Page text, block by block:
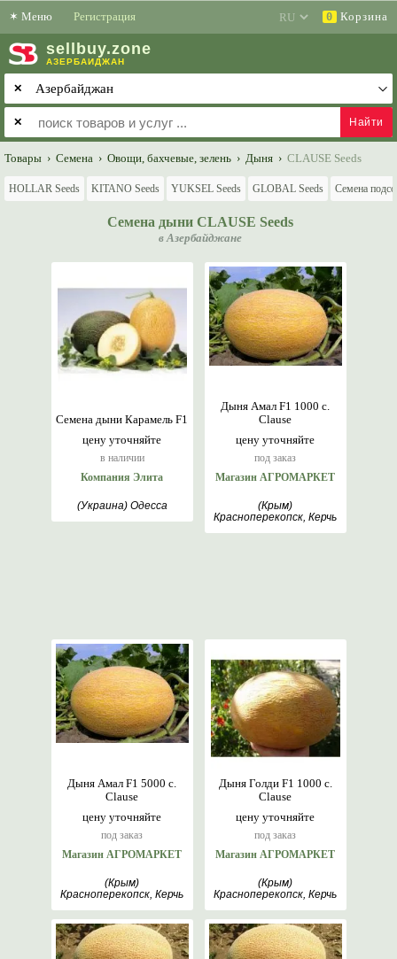
✶ Меню Регистрация 0 Корзина
sell buy.zone
АЗЕРБАЙДЖАН
✕
✕
Товары › Семена › Овощи, бахчевые, зелень › Дыня › CLAUSE Seeds
HOLLAR Seeds KITANO Seeds YUKSEL Seeds GLOBAL Seeds Семена
Семена дыни CLAUSE Seeds
в Азербайджане
цену уточняйте
в наличии
Семена дыни Карамель F1
Компания Элита
(Украина) Одесса
цену уточняйте
под заказ
Дыня Амал F1 1000 с.
Clause
Магазин АГРОМАРКЕТ
(Крым)
Красноперекопск, Керчь
цену уточняйте
под заказ
Дыня Амал F1 5000 с.
Clause
Магазин АГРОМАРКЕТ
(Крым)
Красноперекопск, Керчь
цену уточняйте
под заказ
Дыня Голди F1 1000 с.
Clause
Магазин АГРОМАРКЕТ
(Крым)
Красноперекопск, Керчь